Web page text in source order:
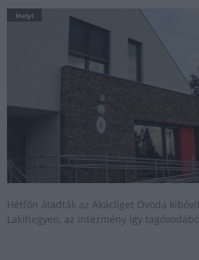
Helyi
Hétfőn átadták az Akácliget Óvoda
Lakihegyen, az intézmény így